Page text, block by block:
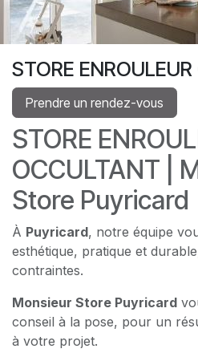
STORE
Prendre un rendez-vous
STORE
OCCULTANT |
Store Puyricard
À Puyricard, notre équipe
esthétique, pratique et
contraintes.
Monsieur Store Puyricard
conseil à la pose, pour un
à votre projet.